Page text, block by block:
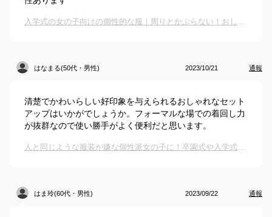
入学式の女の子向けの個性的な服｜周りとかぶらない！おしゃれな入学式用服のおすすめは？
はなまる(50代・男性) 2023/10/21 通報
清楚でかわいらしい好印象を与えられるおしゃれなセット
アップはいかがでしょうか。フォーマルな場での着回し力
が抜群なので使い勝手がよく便利だと思います。
人と同じような服装が嫌な個性派女の子に！卒園式や入学式に着るセットアップのおすすめは？
はま玲(60代・男性) 2023/09/22 通報